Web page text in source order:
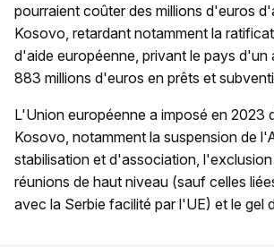
pourraient coûter des millions d'euros
Kosovo, retardant notamment la
d'aide européenne, privant le pays d'un
883 millions d'euros en prêts et
L'Union européenne a imposé en 2023
Kosovo, notamment la suspension de
stabilisation et d'association,
réunions de haut niveau (sauf celles
avec la Serbie facilité par l'UE) et le gel